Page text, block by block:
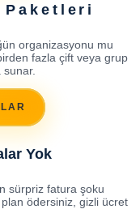
Paketleri
organizasyonu mu
fazla çift veya grup
Yok
sürpriz fatura şoku
ödersiniz, gizli ücret